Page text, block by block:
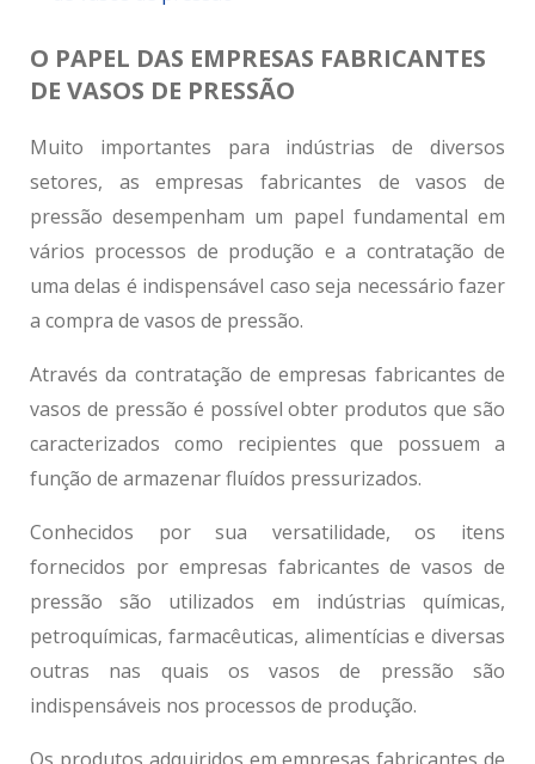
O PAPEL DAS EMPRESAS FABRICANTES
DE VASOS DE PRESSÃO
Muito importantes para indústrias de diversos
setores, asempresas fabricantes de vasos de
pressão desempenham um papel fundamental em
vários processos de produção e a contratação de
uma delas é indispensável caso seja necessário fazer
a compra de vasos de pressão.
Através da contratação deempresas fabricantes de
vasos de pressão é possível obter produtos que são
caracterizados como recipientes que possuem a
função de armazenar fluídos pressurizados.
Conhecidos por sua versatilidade, os itens
fornecidos por empresas fabricantes de vasos de
pressão são utilizados em indústrias químicas,
petroquímicas, farmacêuticas, alimentícias e diversas
outras nas quais os vasos de pressão são
indispensáveis nos processos de produção.